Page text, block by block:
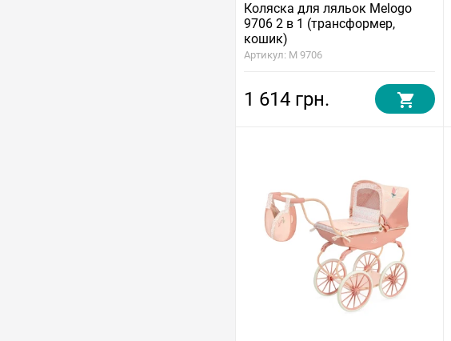
Коляска для ляльок Melogo
9706 2 в 1 (трансформер,
кошик)
Артикул: M 9706
1 614 грн.